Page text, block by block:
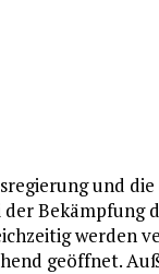
und
der
werden
geöffnet.